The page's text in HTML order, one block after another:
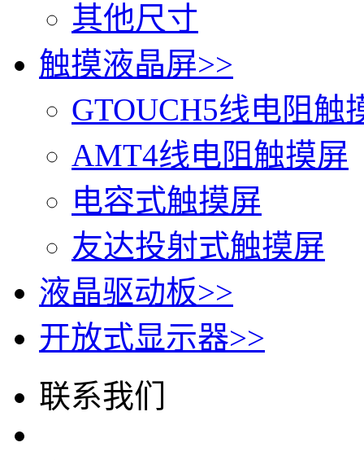
其他尺寸
触摸液晶屏>>
GTOUCH5线电阻触
AMT4线电阻触摸屏
电容式触摸屏
友达投射式触摸屏
液晶驱动板>>
开放式显示器>>
联系我们